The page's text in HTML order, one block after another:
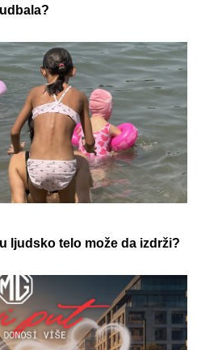
ljudsko telo može da izdrži?